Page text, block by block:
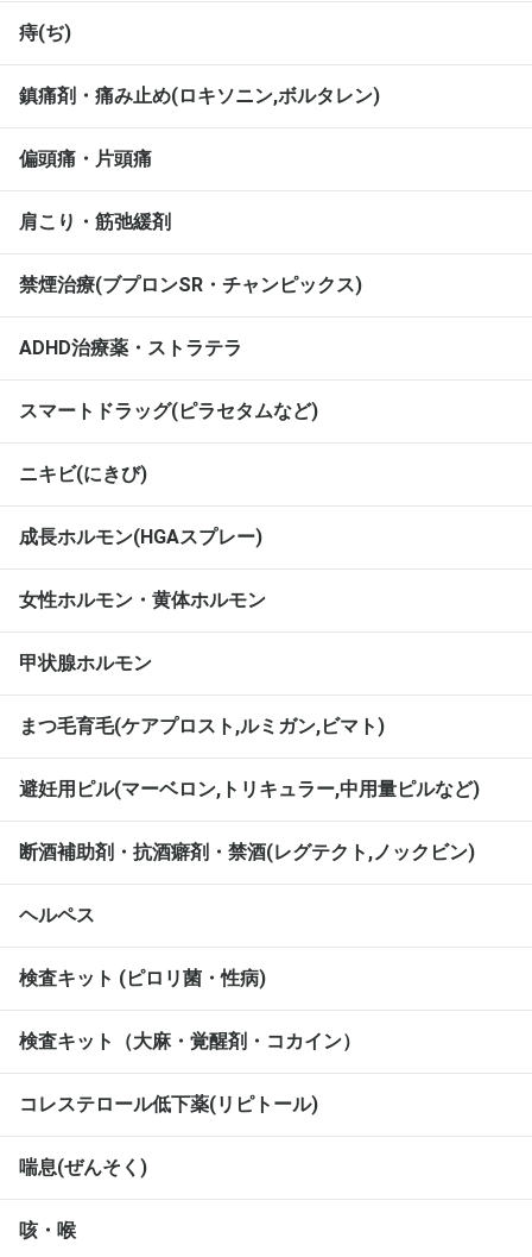
痔(ぢ)
鎮痛剤・痛み止め(ロキソニン,ボルタレン)
偏頭痛・片頭痛
肩こり・筋弛緩剤
禁煙治療(ブプロンSR・チャンピックス)
ADHD治療薬・ストラテラ
スマートドラッグ(ピラセタムなど)
ニキビ(にきび)
成長ホルモン(HGAスプレー)
女性ホルモン・黄体ホルモン
甲状腺ホルモン
まつ毛育毛(ケアプロスト,ルミガン,ビマト)
避妊用ピル(マーベロン,トリキュラー,中用量ピルなど)
断酒補助剤・抗酒癖剤・禁酒(レグテクト,ノックビン)
ヘルペス
検査キット (ピロリ菌・性病)
検査キット（大麻・覚醒剤・コカイン）
コレステロール低下薬(リピトール)
喘息(ぜんそく)
咳・喉